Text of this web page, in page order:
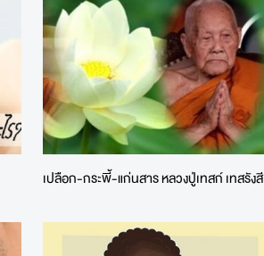
เปลือก-กระพี้-แก่นสาร หลวงปู่เทสก์ เทสรังสี